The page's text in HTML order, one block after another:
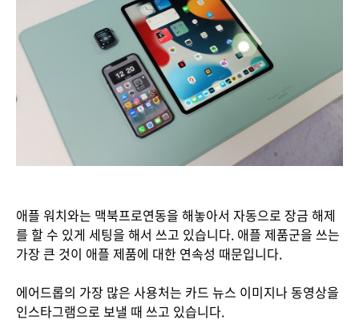
애플 워치와는 맥북프로연동을 해놓아서 자동으로 장금 해제
를 할 수 있게 세팅을 해서 쓰고 있습니다. 애플 제품군을 쓰는
가장 큰 것이 애플 제품에 대한 연속성 때문입니다.
에어드롭의 가장 많은 사용처는 카드 뉴스 이미지나 동영상을
인스타그램으로 보낼 때 쓰고 있습니다.